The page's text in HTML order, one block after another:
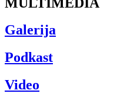
Galerija
Podkast
Video